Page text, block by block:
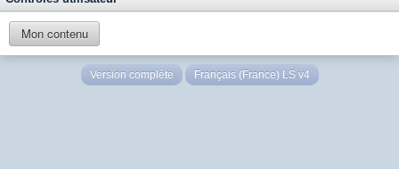
Mon contenu
Version complète Français (France) LS v4